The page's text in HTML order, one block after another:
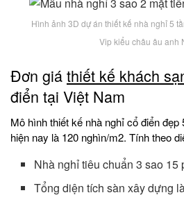
Hình ảnh 3D dự án thiết kế nhà nghỉ 5
Vip kiểu châu âu anh
Đơn giáthiết kế khách
điển tại Việt Nam
Mô hình thiết kế nhà nghỉ cổ điển
hiện nay là 120 nghìn/m2. Tính theo
Nhà nghỉ tiêu chuẩn 3 sao 15
Tổng diện tích sàn xây dựng